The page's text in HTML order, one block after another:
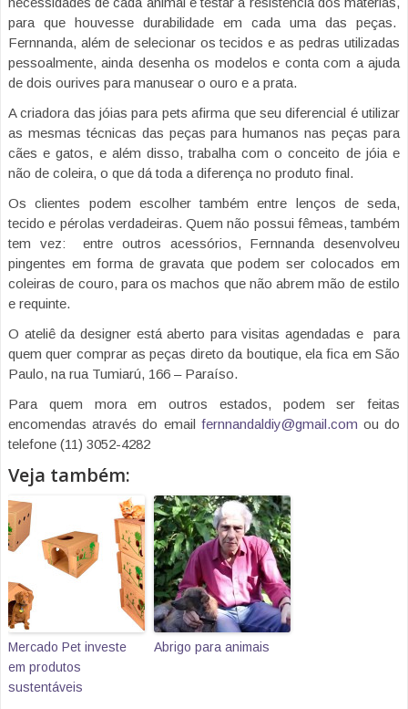
para que houvesse durabilidade em cada uma das peças.
Fernnanda, além de selecionar os tecidos e as pedras utilizadas
pessoalmente, ainda desenha os modelos e conta com a ajuda
de dois ourives para manusear o ouro e a prata.
A criadora das jóias para pets afirma que seu diferencial é utilizar
as mesmas técnicas das peças para humanos nas peças para
cães e gatos, e além disso, trabalha com o conceito de jóia e
não de coleira, o que dá toda a diferença no produto final.
Os clientes podem escolher também entre lenços de seda,
tecido e pérolas verdadeiras. Quem não possui fêmeas, também
tem vez: entre outros acessórios, Fernnanda desenvolveu
pingentes em forma de gravata que podem ser colocados em
coleiras de couro, para os machos que não abrem mão de estilo
e requinte.
O ateliê da designer está aberto para visitas agendadas e para
quem quer comprar as peças direto da boutique, ela fica em São
Paulo, na rua Tumiarú, 166 – Paraíso.
Para quem mora em outros estados, podem ser feitas
encomendas através do email fernnandaldiy@gmail.com ou do
telefone (11) 3052-4282
Veja também:
Mercado Pet investe
em produtos
sustentáveis
Abrigo para animais